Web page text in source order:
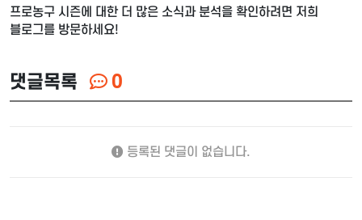
프로농구 시즌에 대한 더 많은 소식과 분석을 확인하려면 저희
블로그를 방문하세요!
댓글목록 0
등록된 댓글이 없습니다.